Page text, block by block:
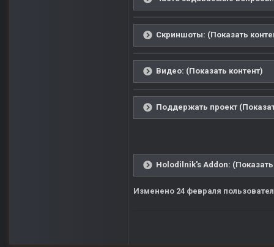
Скриншоты: (Показать
Видео: (Показать контент)
Поддержать проект
Holodilnik's Addon: (Показать
Изменено 24 февраля